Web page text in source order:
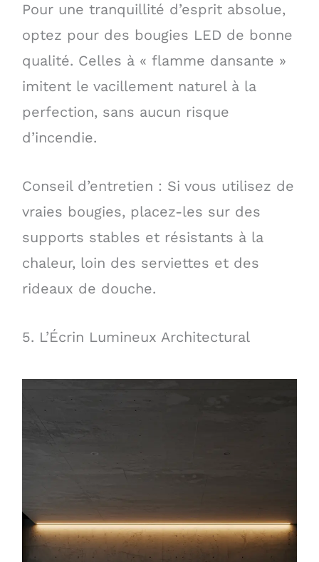
Pour une tranquillité d’esprit absolue,
optez pour des bougies LED de bonne
qualité. Celles à « flamme dansante »
imitent le vacillement naturel à la
perfection, sans aucun risque
d’incendie.
Conseil d’entretien : Si vous utilisez de
vraies bougies, placez-les sur des
supports stables et résistants à la
chaleur, loin des serviettes et des
rideaux de douche.
5. L’Écrin Lumineux Architectural